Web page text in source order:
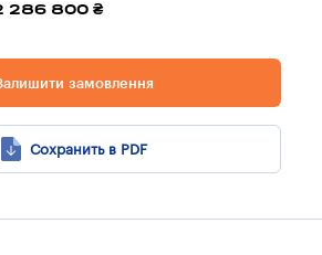
286 800 ₴
замовлення
Сохранить в PDF